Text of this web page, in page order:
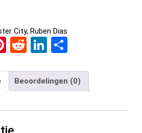
City, Ruben Dias
Pi
er
es
t
R
d
di
t
Li
ke
dI
n
e
n
Beoordelingen (0)